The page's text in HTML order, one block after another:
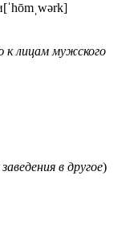
[ˈhōmˌwərk]
лицам мужского
в другое)